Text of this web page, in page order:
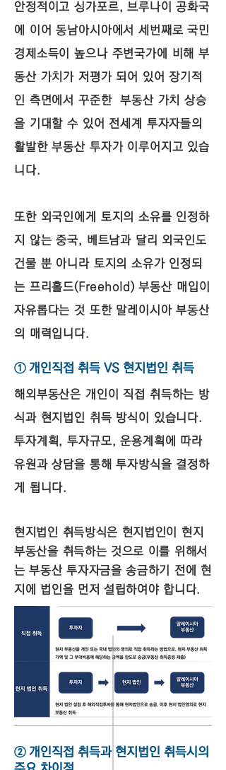
안정적이고 싱가포르, 브루나이 공화국
에 이어동남아시아에서 세번째로 국민
경제소득이 높으나 주변국가에 비해 부
동산 가치가 저평가 되어 있어 장기적
인 측면에서 꾸준한 부동산 가치 상승
을 기대할 수 있어 전세계 투자자들의
활발한 부동산 투자가 이루어지고 있습
니다.
또한 외국인에게 토지의 소유를 인정하
지 않는 중국, 베트남과 달리 외국인도
건물 뿐 아니라 토지의 소유가 인정되
는 프리홀드(Freehold) 부동산 매입이
자유롭다는 것 또한 말레이시아 부동산
의 매력입니다.
​① 개인직접 취득 VS 현지법인 취득
해외부동산은 개인이 직접 취득하는 방
식과 현지법인 취득 방식이 있습니다.
투자계획, 투자규모, 운용계획에 따라
유원과 상담을 통해 투자방식을 결정하
게 됩니다.
현지법인 취득방식은 현지법인이 현지
부동산을 취득하는 것으로 이를 위해서
는 부동산 투자자금을 송금하기 전에 현
지에 법인을 먼저 설립하여야 합니다.
​② 개인직접 취득과 현지법인 취득시의